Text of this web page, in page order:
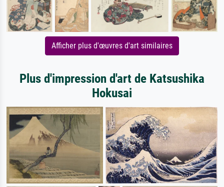
Afficher plus d'œuvres d'art similaires
Plus d'impression d'art de Katsushika
Hokusai